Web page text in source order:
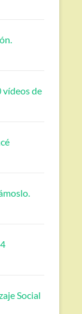
vídeos de
Social